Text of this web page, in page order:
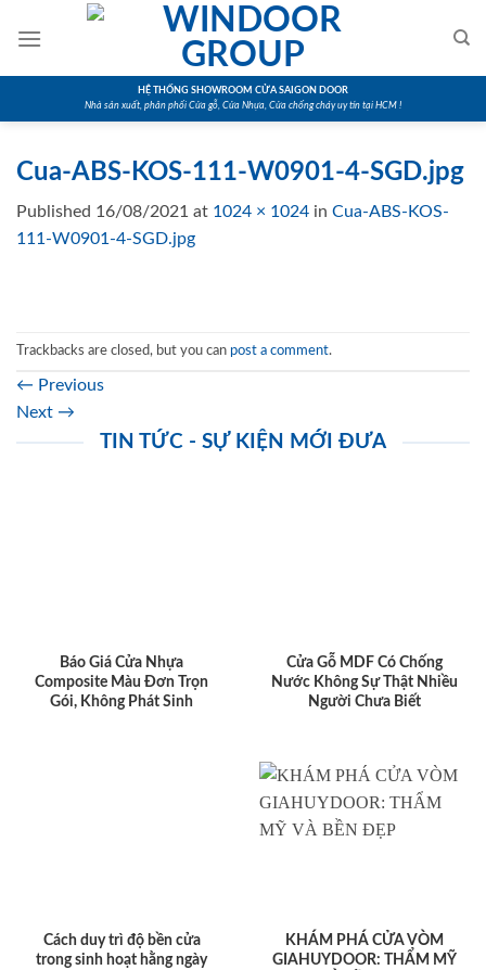
HỆ THỐNG SHOWROOM CỬA SAIGON DOOR
Nhà sản xuất, phân phối Cửa gỗ, Cửa Nhựa, Cửa chống cháy uy tín tại HCM !
Cua-ABS-KOS-111-W0901-4-SGD.jpg
Published 16/08/2021 at 1024 × 1024 in Cua-ABS-KOS-
111-W0901-4-SGD.jpg
Trackbacks are closed, but you can post a comment.
← Previous
Next →
TIN TỨC - SỰ KIỆN MỚI ĐƯA
Báo Giá Cửa Nhựa
Composite Màu Đơn Trọn
Gói, Không Phát Sinh
Cửa Gỗ MDF Có Chống
Nước Không Sự Thật Nhiều
Người Chưa Biết
Cách duy trì độ bền cửa
trong sinh hoạt hằng ngày
KHÁM PHÁ CỬA VÒM
GIAHUYDOOR: THẨM MỸ